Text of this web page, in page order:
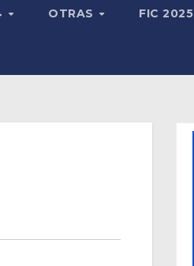
OTRAS FIC 2025